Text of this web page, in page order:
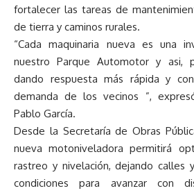
fortalecer las tareas de
de tierra y caminos rurales.
“Cada maquinaria nueva es una
nuestro Parque Automotor y asi,
dando respuesta más rápida y
demanda de los vecinos ”,
Pablo García.
Desde la Secretaría de Obras
nueva motoniveladora permitirá
rastreo y nivelación, dejando calles
condiciones para avanzar con